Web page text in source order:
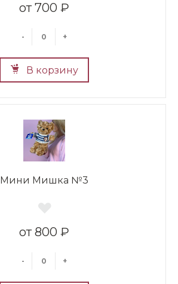
700 ₽
- +
В корзину
Мини Мишка №3
800 ₽
- +